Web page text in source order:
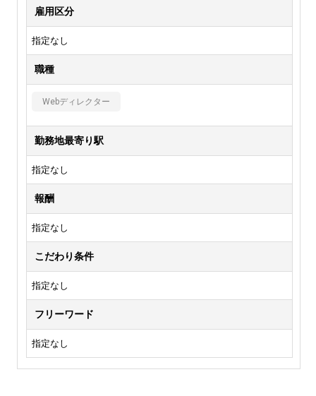
雇用区分
指定なし
職種
Webディレクター
勤務地最寄り駅
指定なし
報酬
指定なし
こだわり条件
指定なし
フリーワード
指定なし